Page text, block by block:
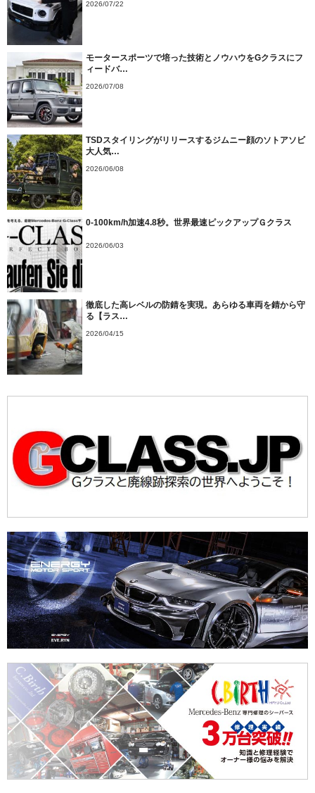
2026/07/22
モータースポーツで培った技術とノウハウをGクラスにフ
ィードバ…
2026/07/08
TSDスタイリングがリリースするジムニー顔のソトアソビ
大人気…
2026/06/08
0-100km/h加速4.8秒。世界最速ピックアップＧクラス
2026/06/03
徹底した高レベルの防錆を実現。あらゆる車両を錆から守
る【ラス…
2026/04/15